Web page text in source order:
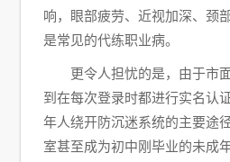
响，眼部疲劳、近视加深、颈
是常见的代练职业病。
更令人担忧的是，由于市
到在每次登录时都进行实名认
年人绕开防沉迷系统的主要途
室甚至成为初中刚毕业的未成